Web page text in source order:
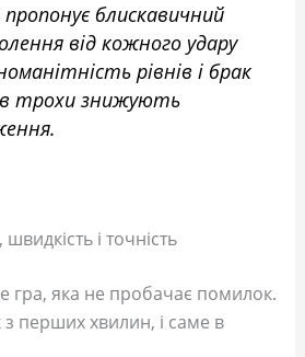
блискавичний
від кожного удару
рівнів і брак
трохи знижують
і точність
гра, яка не пробачає помилок.
перших хвилин, і саме в